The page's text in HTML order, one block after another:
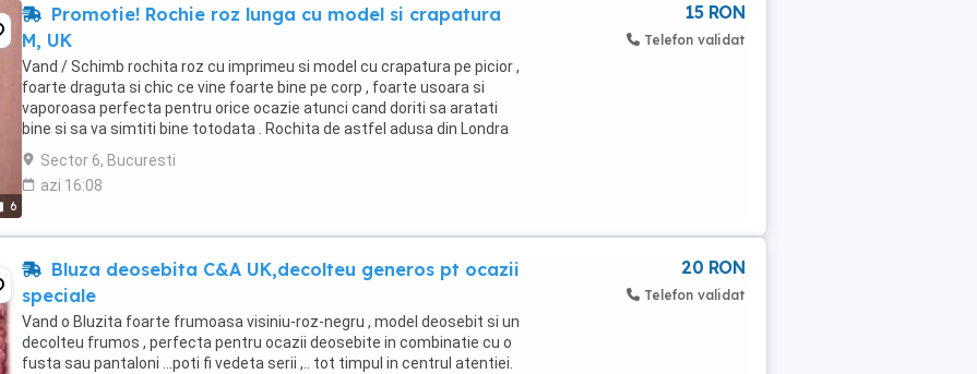
6
Promotie! Rochie roz lunga cu model si crapatura
M, UK
Vand / Schimb rochita roz cu imprimeu si model cu crapatura pe picior ,
foarte draguta si chic ce vine foarte bine pe corp , foarte usoara si
vaporoasa perfecta pentru orice ocazie atunci cand doriti sa aratati
bine si sa va simtiti bine totodata . Rochita de astfel adusa din Londra
ca majoritatea lucrurilor ...
Sector 6, Bucuresti
azi 16:08
15 RON
Telefon validat
Bluza deosebita C&A UK,decolteu generos pt ocazii
speciale
Vand o Bluzita foarte frumoasa visiniu-roz-negru , model deosebit si un
decolteu frumos , perfecta pentru ocazii deosebite in combinatie cu o
fusta sau pantaloni ...poti fi vedeta serii ,.. tot timpul in centrul atentiei.
20 RON
Telefon validat